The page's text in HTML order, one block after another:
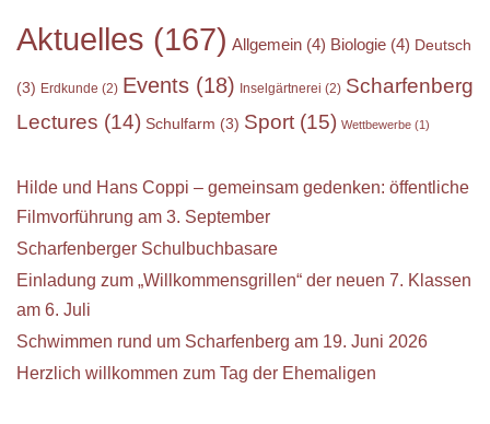
Aktuelles (167) Allgemein (4) Biologie (4) Deutsch
(3) Erdkunde (2) Events (18) Inselgärtnerei (2) Scharfenberg
Lectures (14) Schulfarm (3) Sport (15) Wettbewerbe (1)
Hilde und Hans Coppi – gemeinsam gedenken: öffentliche
Filmvorführung am 3. September
Scharfenberger Schulbuchbasare
Einladung zum „Willkommensgrillen“ der neuen 7. Klassen
am 6. Juli
Schwimmen rund um Scharfenberg am 19. Juni 2026
Herzlich willkommen zum Tag der Ehemaligen